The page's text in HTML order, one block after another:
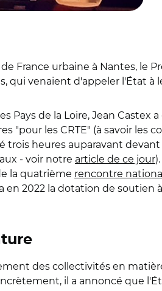
France urbaine à Nantes, le
qui venaient d'appeler l'État à
Pays de la Loire, Jean Castex
les CRTE" (à savoir les
heures auparavant
- voir notre article de ce jour
la quatrième rencontre
2022 la dotation de soutien
des collectivités en
il a annoncé que